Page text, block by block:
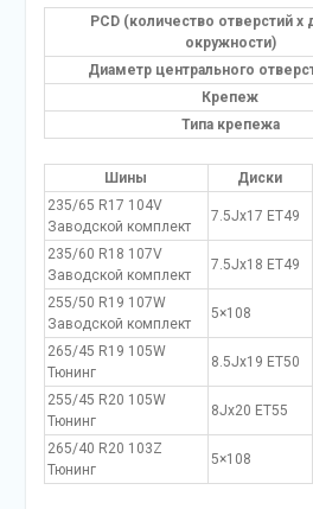
PCD (количество отверстий x
окружности)
Диаметр центрального
Крепеж
Типа крепежа
Шины Диски
235/65 R17 104V
Заводской комплект
7.5Jx17 ET49
235/60 R18 107V
Заводской комплект
7.5Jx18 ET49
255/50 R19 107W
Заводской комплект
5×108
265/45 R19 105W
Тюнинг
8.5Jx19 ET50
255/45 R20 105W
Тюнинг
8Jx20 ET55
265/40 R20 103Z
Тюнинг
5×108